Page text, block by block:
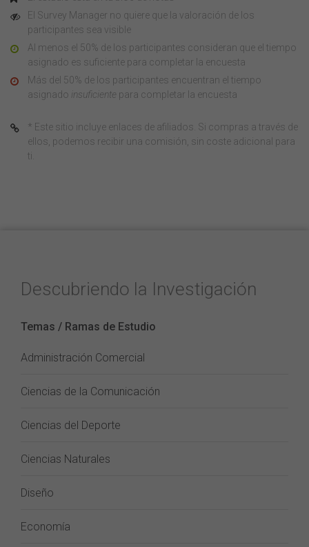
El Survey Manager no quiere que la valoración de los
participantes sea visible
Al menos el 50% de los participantes consideran que el tiempo
asignado es suficiente para completar la encuesta
Más del 50% de los participantes encuentran el tiempo
asignado insuficiente para completar la encuesta
* Este sitio incluye enlaces de afiliados. Si compras a través de
ellos, podemos recibir una comisión, sin coste adicional para
ti.
Descubriendo la Investigación
Temas / Ramas de Estudio
Administración Comercial
Ciencias de la Comunicación
Ciencias del Deporte
Ciencias Naturales
Diseño
Economía